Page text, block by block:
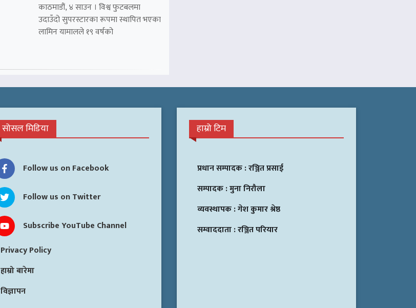
काठमाडौं, ४ साउन । विश्व फुटबलमा
उदाउँदो सुपरस्टारका रूपमा स्थापित भएका
लामिन यामालले १९ वर्षको
सोसल मिडिया
Follow us on Facebook
Follow us on Twitter
Subscribe YouTube Channel
Privacy Policy
हाम्रो बारेमा
विज्ञापन
हाम्रो टिम
प्रधान सम्पादक :रञ्जित प्रसाई
सम्पादक :मुना निरौला
व्यवस्थापक :गेश कुमार श्रेष्ठ
सम्वाददाता :रञ्जित परियार